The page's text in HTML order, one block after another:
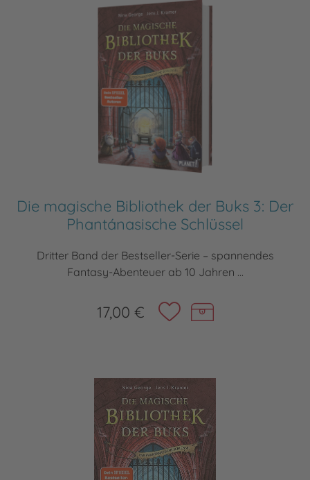
Die magische Bibliothek der Buks 3: Der
Phantánasische Schlüssel
Dritter Band der Bestseller-Serie – spannendes
Fantasy-Abenteuer ab 10 Jahren ...
17,00 €